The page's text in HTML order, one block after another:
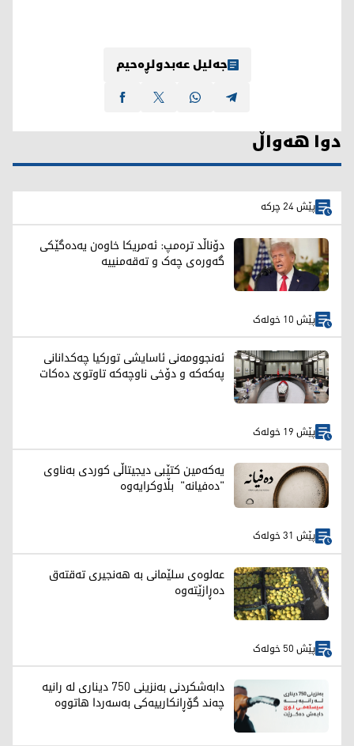
جەلیل عەبدولڕەحیم
دوا هەواڵ
پێش 24 چرکە
دۆناڵد ترەمپ: ئەمریکا خاوەن یەدەگێکی
گەورەی چەک و تەقەمنییە
پێش 10 خولەک
ئەنجوومەنی ئاسایشی تورکیا چەکدانانی
پەکەکە و دۆخی ناوچەکە تاوتوێ دەکات
پێش 19 خولەک
یەکەمین کتێبی دیجیتاڵی کوردی بەناوی
"دەفیانە" بڵاوکرایەوە
پێش 31 خولەک
عەلوەی سلێمانی بە هەنجیری تەقتەق
دەڕازێتەوە
پێش 50 خولەک
دابەشکردنی بەنزینی 750 دیناری لە رانیە
چه‌ند گۆڕانكارییه‌كی بەسەردا هاتووە